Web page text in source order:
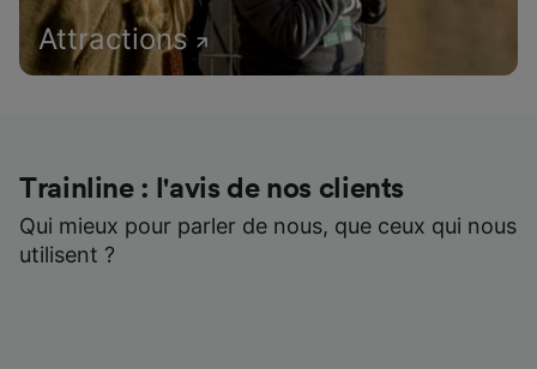
Attractions
Trainline : l'avis de nos clients
Qui mieux pour parler de nous, que ceux qui nous
utilisent ?